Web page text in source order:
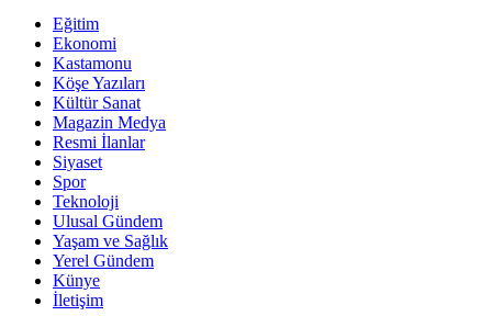
Eğitim
Ekonomi
Kastamonu
Köşe Yazıları
Kültür Sanat
Magazin Medya
Resmi İlanlar
Siyaset
Spor
Teknoloji
Ulusal Gündem
Yaşam ve Sağlık
Yerel Gündem
Künye
İletişim